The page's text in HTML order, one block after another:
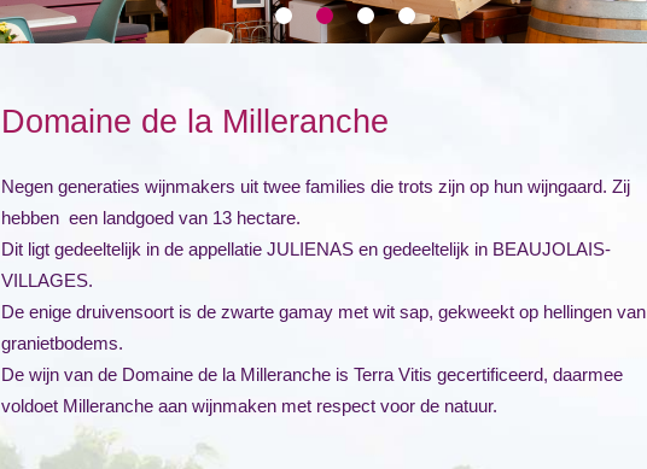
Domaine de la Milleranche
Negen generaties wijnmakers uit twee families die trots zijn op hun wijngaard. Zij
hebben een landgoed van 13 hectare.
Dit ligt gedeeltelijk in de appellatie JULIENAS en gedeeltelijk in BEAUJOLAIS-
VILLAGES.
De enige druivensoort is de zwarte gamay met wit sap, gekweekt op hellingen van
granietbodems.
De wijn van de Domaine de la Milleranche is Terra Vitis gecertificeerd, daarmee
voldoet Milleranche aan wijnmaken met respect voor de natuur.